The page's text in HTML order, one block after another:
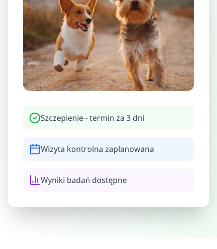
Szczepienie - termin za 3 dni
Wizyta kontrolna zaplanowana
Wyniki badań dostępne